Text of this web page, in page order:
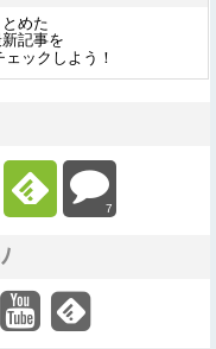
めた
記事を
ェックしよう！
7